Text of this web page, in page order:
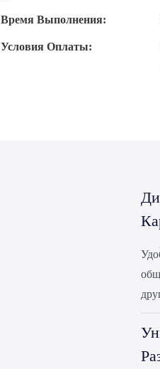
Время Выполнения:
Условия Оплаты: